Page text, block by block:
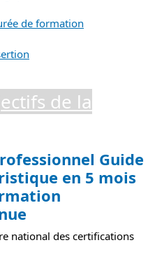
de formation
de la
Guide
en 5 mois
national des certifications